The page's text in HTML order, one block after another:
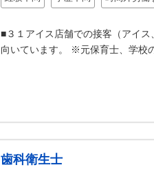
■３１アイス店舗での接客（アイ
向いています。 ※元保育士、学校
歯科衛生士